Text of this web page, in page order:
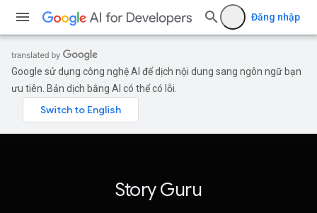
Đăng nhập
Google sử dụng công nghệ AI để dịch nội dung sang ngôn ngữ bạn
ưu tiên. Bản dịch bằng AI có thể có lỗi.
Story Guru